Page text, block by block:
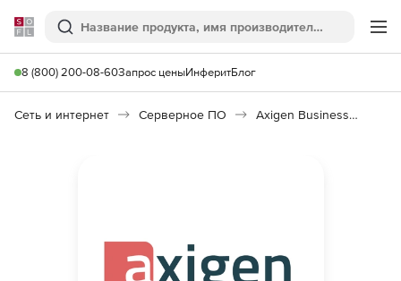
Softline
Поиск
8 (800) 200-08-60Запрос ценыИнферитБлог
Сеть и интернет Серверное ПО Axigen Business Messaging 10.0